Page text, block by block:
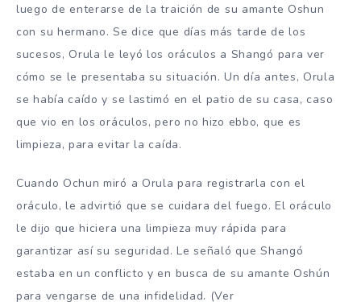
luego de enterarse de la traición de su amante Oshun
con su hermano. Se dice que días más tarde de los
sucesos, Orula le leyó los oráculos a Shangó para ver
cómo se le presentaba su situación. Un día antes, Orula
se había caído y se lastimó en el patio de su casa, caso
que vio en los oráculos, pero no hizo ebbo, que es
limpieza, para evitar la caída.
Cuando Ochun miró a Orula para registrarla con el
oráculo, le advirtió que se cuidara del fuego. El oráculo
le dijo que hiciera una limpieza muy rápida para
garantizar así su seguridad. Le señaló que Shangó
estaba en un conflicto y en busca de su amante Oshún
para vengarse de una infidelidad. (Ver